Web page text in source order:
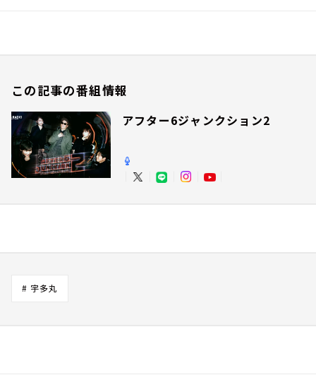
この記事の番組情報
アフター6ジャンクション2
# 宇多丸